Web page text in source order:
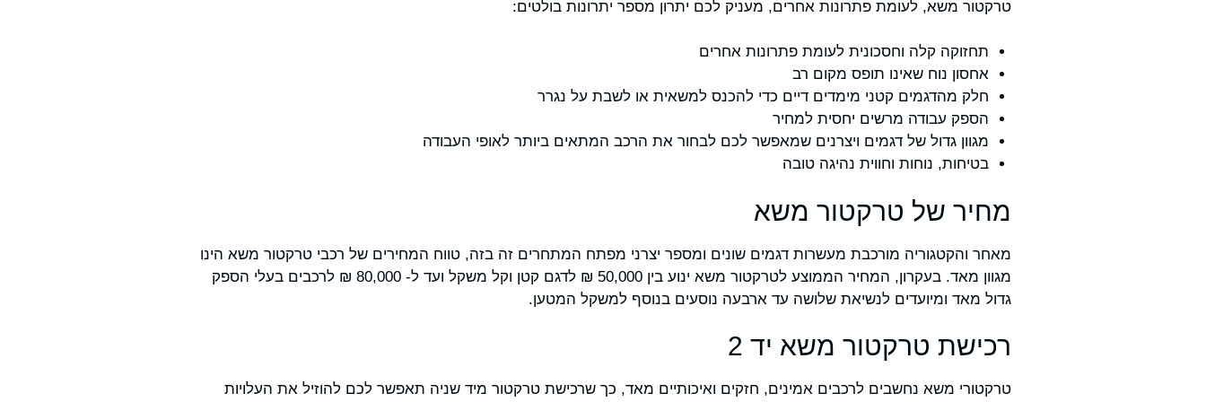
טרקטור משא, לעומת פתרונות אחרים, מעניק לכם יתרון מספר יתרונות בולטים:
תחזוקה קלה וחסכונית לעומת פתרונות אחרים
אחסון נוח שאינו תופס מקום רב
חלק מהדגמים קטני מימדים דיים כדי להכנס למשאית או לשבת על נגרר
הספק עבודה מרשים יחסית למחיר
מגוון גדול של דגמים ויצרנים שמאפשר לכם לבחור את הרכב המתאים ביותר לאופי העבודה
בטיחות, נוחות וחווית נהיגה טובה
מחיר של טרקטור משא
מאחר והקטגוריה מורכבת מעשרות דגמים שונים ומספר יצרני מפתח המתחרים זה בזה, טווח המחירים של רכבי טרקטור משא הינו
מגוון מאד. בעקרון, המחיר הממוצע לטרקטור משא ינוע בין 50,000 ₪ לדגם קטן וקל משקל ועד ל- 80,000 ₪ לרכבים בעלי הספק
גדול מאד ומיועדים לנשיאת שלושה עד ארבעה נוסעים בנוסף למשקל המטען.
רכישת טרקטור משא יד 2
טרקטורי משא נחשבים לרכבים אמינים, חזקים ואיכותיים מאד, כך שרכישת טרקטור מיד שניה תאפשר לכם להוזיל את העלויות